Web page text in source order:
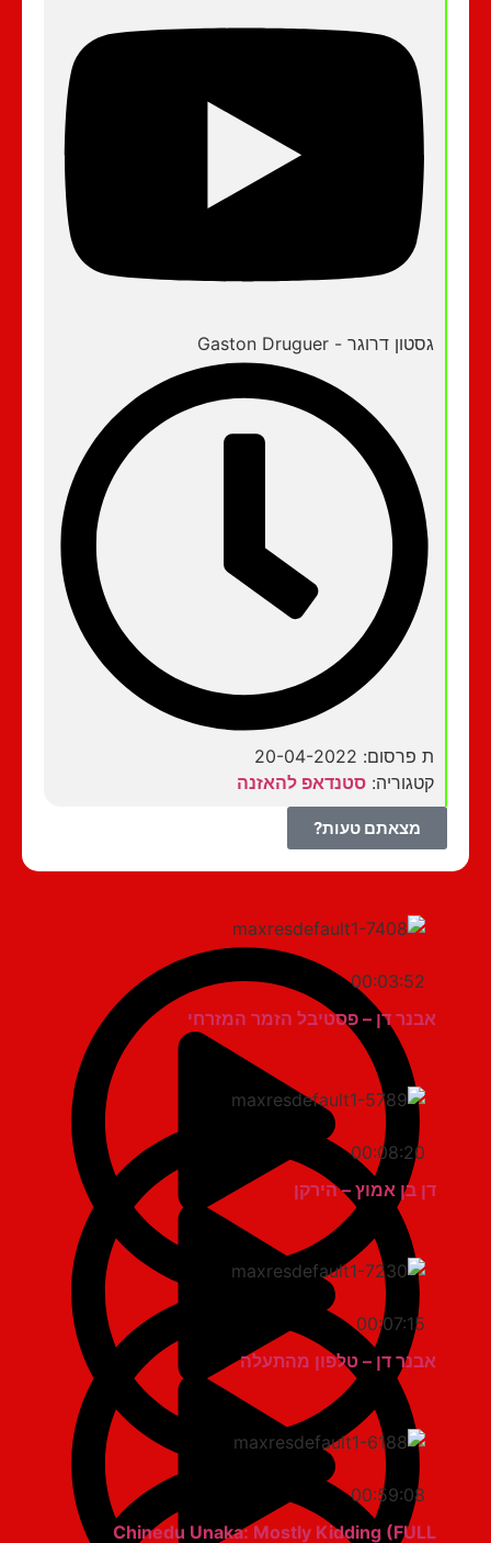
גסטון דרוגר - Gaston Druguer
ת פרסום: 20-04-2022
קטגוריה:סטנדאפ להאזנה
מצאתם טעות?
00:03:52
אבנר דן – פסטיבל הזמר המזרחי
00:08:20
דן בן אמוץ – הירקן
00:07:15
אבנר דן – טלפון מהתעלה
00:59:08
Chinedu Unaka: Mostly Kidding (FULL